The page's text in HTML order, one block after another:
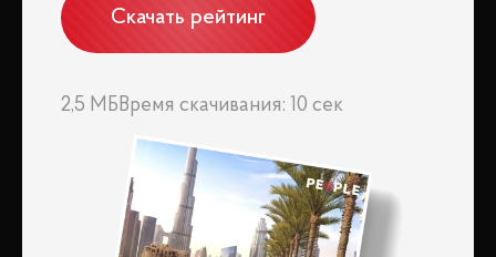
Скачать рейтинг
2,5 МБ Время скачивания: 10 сек